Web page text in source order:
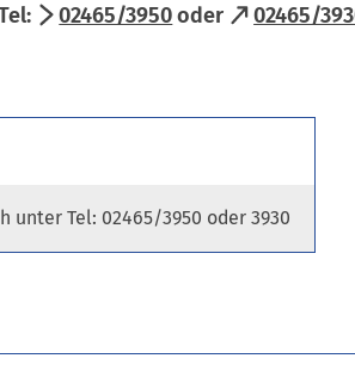
02465/3950oder 02465/
unter Tel: 02465/3950 oder 3930